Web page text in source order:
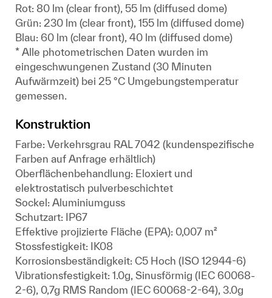
Rot: 80 lm (clear front), 55 lm (diffused dome)
Grün: 230 lm (clear front), 155 lm (diffused dome)
Blau: 60 lm (clear front), 40 lm (diffused dome)
* Alle photometrischen Daten wurden im
eingeschwungenen Zustand (30 Minuten
Aufwärmzeit) bei 25 °C Umgebungstemperatur
gemessen.
Konstruktion
Farbe: Verkehrsgrau RAL 7042 (kundenspezifische
Farben auf Anfrage erhältlich)
Oberflächenbehandlung: Eloxiert und
elektrostatisch pulverbeschichtet
Sockel: Aluminiumguss
Schutzart: IP67
Effektive projizierte Fläche (EPA): 0,007 m²
Stossfestigkeit: IK08
Korrosionsbeständigkeit: C5 Hoch (ISO 12944-6)
Vibrationsfestigkeit: 1.0g, Sinusförmig (IEC 60068-
2-6), 0,7g RMS Random (IEC 60068-2-64), 3.0g